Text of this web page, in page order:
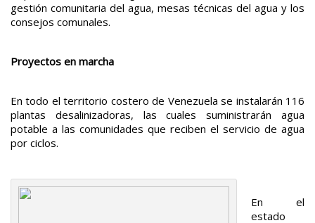
gestión comunitaria del agua, mesas técnicas del agua y los
consejos comunales.
Proyectos en marcha
En todo el territorio costero de Venezuela se instalarán 116
plantas desalinizadoras, las cuales suministrarán agua
potable a las comunidades que reciben el servicio de agua
por ciclos.
En el
estado